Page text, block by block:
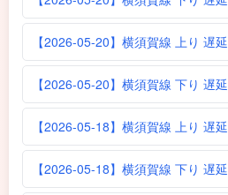
【2026-05-20】横須賀線 上り 遅延
【2026-05-20】横須賀線 下り 遅延
【2026-05-18】横須賀線 上り 遅延
【2026-05-18】横須賀線 下り 遅延